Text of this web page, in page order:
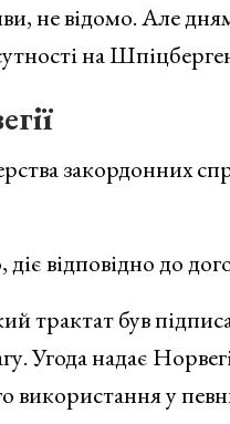
не відомо. Але
на
закордонних
відповідно до
трактат був
Угода надає
у